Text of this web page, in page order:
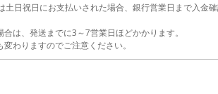
土日祝日にお支払いされた場合、銀行営業日まで入金
は、発送までに3～7営業日ほどかかります。
わりますのでご注意ください。